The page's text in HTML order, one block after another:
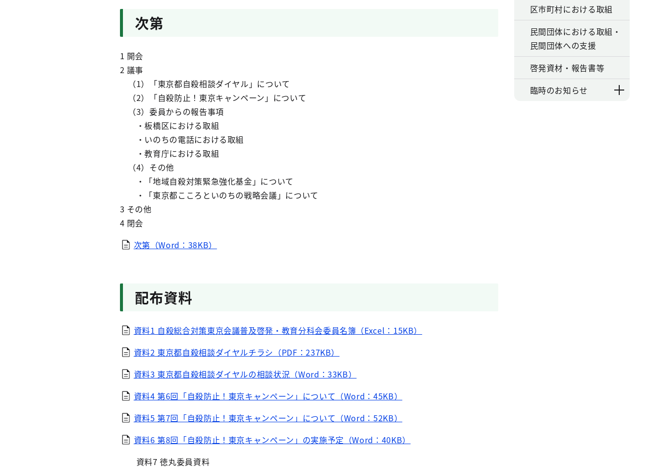
次第
1 開会
2 議事
（1）「東京都自殺相談ダイヤル」について
（2）「自殺防止！東京キャンペーン」について
（3）委員からの報告事項
・板橋区における取組
・いのちの電話における取組
・教育庁における取組
（4）その他
・「地域自殺対策緊急強化基金」について
・「東京都こころといのちの戦略会議」について
3 その他
4 閉会
次第（Word：38KB）
配布資料
資料1 自殺総合対策東京会議普及啓発・教育分科会委員名簿（Excel：15KB）
資料2 東京都自殺相談ダイヤルチラシ（PDF：237KB）
資料3 東京都自殺相談ダイヤルの相談状況（Word：33KB）
資料4 第6回「自殺防止！東京キャンペーン」について（Word：45KB）
資料5 第7回「自殺防止！東京キャンペーン」について（Word：52KB）
資料6 第8回「自殺防止！東京キャンペーン」の実施予定（Word：40KB）
資料7 徳丸委員資料
区市町村における取組
民間団体における取組・
民間団体への支援
啓発資材・報告書等
臨時のお知らせ